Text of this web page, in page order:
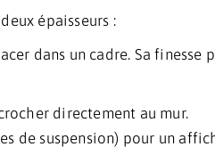
épaisseurs :
dans un cadre. Sa
directement au mur.
de suspension) pour un